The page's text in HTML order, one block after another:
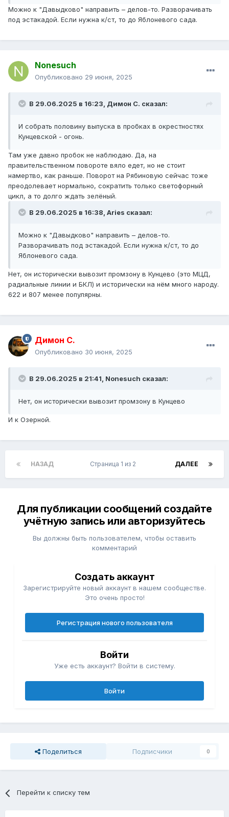
Можно к "Давыдково" направить – делов-то. Разворачивать
под эстакадой. Если нужна к/ст, то до Яблоневого сада.
Nonesuch
Опубликовано 29 июня, 2025
В 29.06.2025 в 16:23, Димон С. сказал:
И собрать половину выпуска в пробках в окрестностях
Кунцевской - огонь.
Там уже давно пробок не наблюдаю. Да, на
правительственном повороте вяло едет, но не стоит
намертво, как раньше. Поворот на Рябиновую сейчас тоже
преодолевает нормально, сократить только светофорный
цикл, а то долго ждать зелёный.
В 29.06.2025 в 16:38, Aries сказал:
Можно к "Давыдково" направить – делов-то.
Разворачивать под эстакадой. Если нужна к/ст, то до
Яблоневого сада.
Нет, он исторически вывозит промзону в Кунцево (это МЦД,
радиальные линии и БКЛ) и исторически на нём много народу.
622 и 807 менее популярны.
Димон С.
Опубликовано 30 июня, 2025
В 29.06.2025 в 21:41, Nonesuch сказал:
Нет, он исторически вывозит промзону в Кунцево
И к Озерной.
НАЗАД ДАЛЕЕ
Страница 1 из 2
Для публикации сообщений создайте
учётную запись или авторизуйтесь
Вы должны быть пользователем, чтобы оставить
комментарий
Создать аккаунт
Зарегистрируйте новый аккаунт в нашем сообществе.
Это очень просто!
Регистрация нового пользователя
Войти
Уже есть аккаунт? Войти в систему.
Войти
Поделиться Подписчики 0
Перейти к списку тем